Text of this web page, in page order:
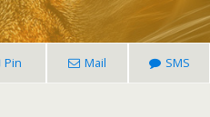
Pin Mail SMS